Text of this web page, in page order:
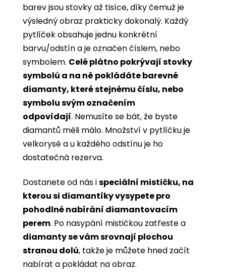
barev jsou stovky až tisíce, díky čemuž je
výsledný obraz prakticky dokonalý. Každý
pytlíček obsahuje jednu konkrétní
barvu/odstín a je označen číslem, nebo
symbolem. Celé plátno pokrývají stovky
symbolů a na ně pokládáte barevné
diamanty, které stejnému číslu, nebo
symbolu svým označením
odpovídají. Nemusíte se bát, že byste
diamantů měli málo. Množství v pytlíčku je
velkorysé a u každého odstínu je ho
dostatečná rezerva.
Dostanete od nás ispeciální mističku, na
kterou si diamantíky vysypete pro
pohodlné nabírání diamantovacím
perem. Po nasypání mističkou zatřeste a
diamanty se vám srovnají plochou
stranou dolů, takže je můžete hned začít
nabírat a pokládat na obraz.